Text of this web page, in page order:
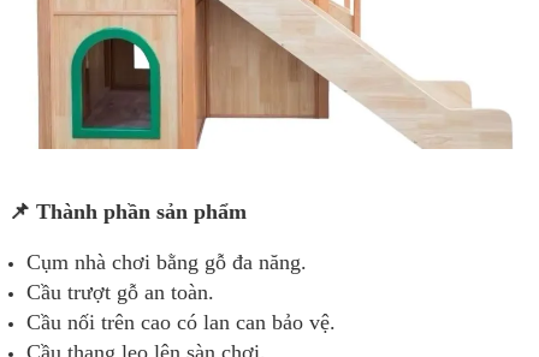
📌 Thành phần sản phẩm
Cụm nhà chơi bằng gỗ đa năng.
Cầu trượt gỗ an toàn.
Cầu nối trên cao có lan can bảo vệ.
Cầu thang leo lên sàn chơi.